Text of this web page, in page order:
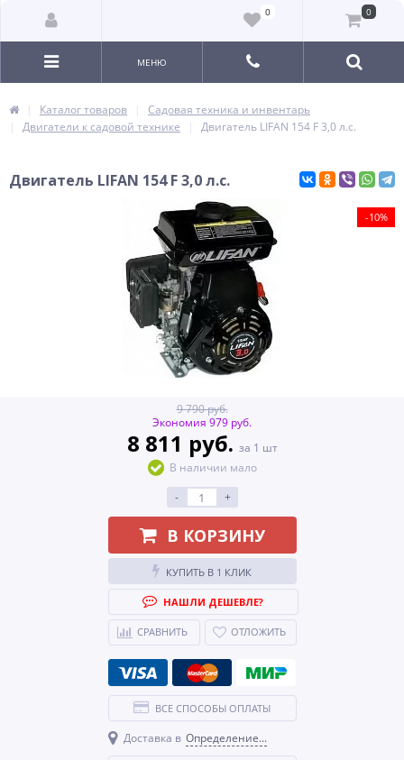
0 0
МЕНЮ
Каталог товаров
Садовая техника и инвентарь
Двигатели к садовой технике
Двигатель LIFAN 154 F 3,0 л.с.
Двигатель LIFAN 154 F 3,0 л.с.
-10%
9 790 руб.
Экономия 979 руб.
8 811 руб. за 1 шт
В наличии мало
-
+
В КОРЗИНУ
КУПИТЬ В 1 КЛИК
НАШЛИ ДЕШЕВЛЕ?
СРАВНИТЬ ОТЛОЖИТЬ
ВСЕ СПОСОБЫ ОПЛАТЫ
Доставка в Определение...